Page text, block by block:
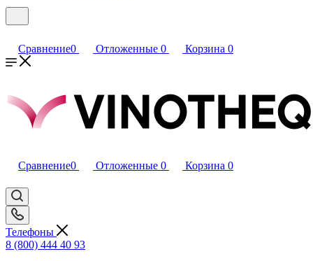
Сравнение0 Отложенные 0 Корзина 0
Сравнение0 Отложенные 0 Корзина 0
Телефоны
8 (800) 444 40 93